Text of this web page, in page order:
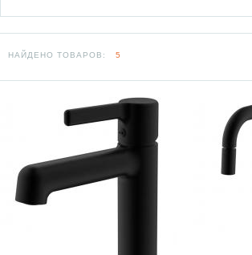
НАЙДЕНО ТОВАРОВ: 5